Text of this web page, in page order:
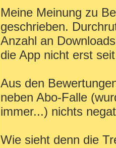
Meine Meinung zu
geschrieben.
Anzahl an
die App nicht erst
Aus den
neben Abo-Falle
immer...) nichts
Wie sieht denn die